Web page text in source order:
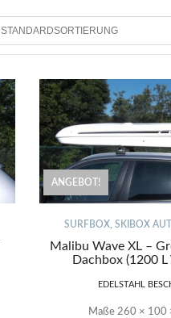
ANGEBOT!
SURFBOX ,SKIBOX
Malibu Wave XL –
Dachbox (1200 L
EDELSTAHL
Maße 260 × 100